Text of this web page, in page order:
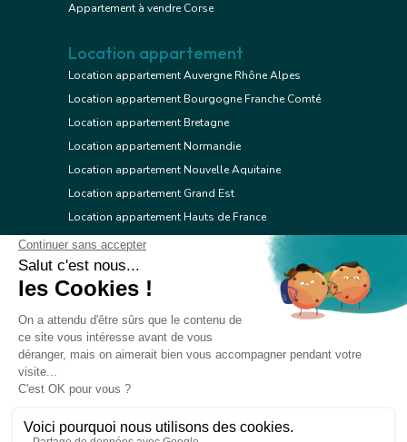
Appartement à vendre Corse
Location appartement
Location appartement Auvergne Rhône Alpes
Location appartement Bourgogne Franche Comté
Location appartement Bretagne
Location appartement Normandie
Location appartement Nouvelle Aquitaine
Location appartement Grand Est
Location appartement Hauts de France
Location appartement Ile de France
Location appartement Centre Val de Loire
Location appartement Occitanie
Location appartement Provence Alpes Côte d'Azur
Location appartement Corse